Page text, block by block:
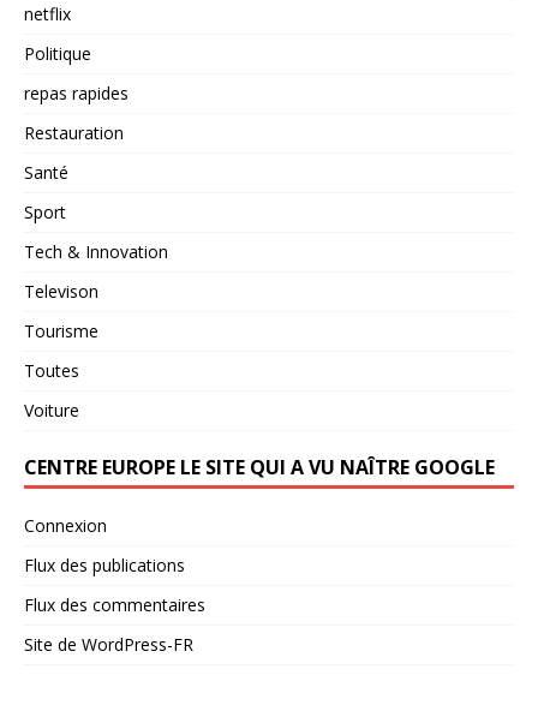
netflix
Politique
repas rapides
Restauration
Santé
Sport
Tech & Innovation
Televison
Tourisme
Toutes
Voiture
CENTRE EUROPE LE SITE QUI A VU NAÎTRE GOOGLE
Connexion
Flux des publications
Flux des commentaires
Site de WordPress-FR